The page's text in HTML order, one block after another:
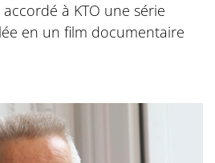
à KTO une série
en un film documentaire